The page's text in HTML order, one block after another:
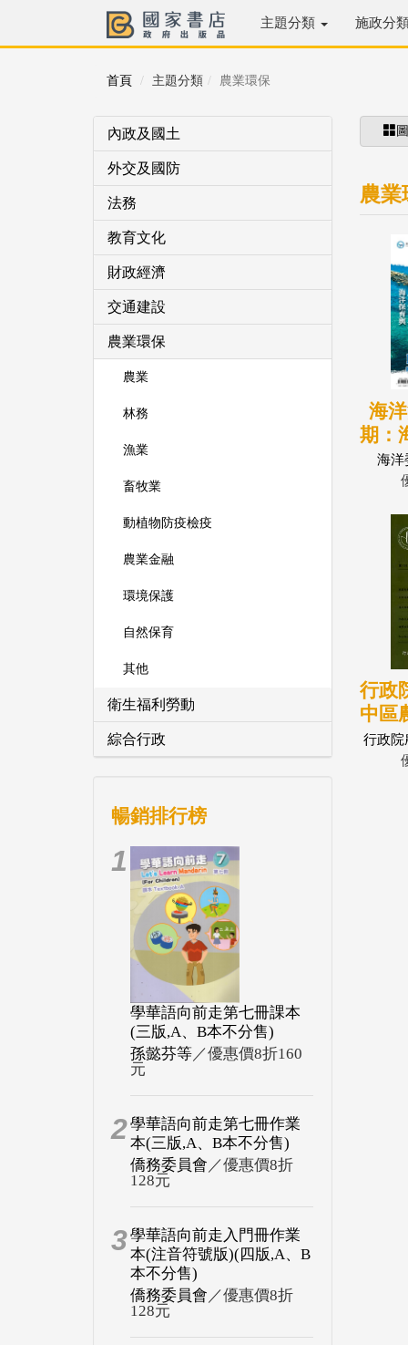
主題分類 施政分
首頁 主題分類 農業環保
內政及國土
外交及國防
法務
教育文化
財政經濟
交通建設
農業環保
農業
林務
漁業
畜牧業
動植物防疫檢疫
農業金融
環境保護
自然保育
其他
衛生福利勞動
綜合行政
暢銷排行榜
1
學華語向前走第七冊課本
(三版,A、B本不分售)
孫懿芬等／優惠價8折160
元
2學華語向前走第七冊作業
本(三版,A、B本不分售)
僑務委員會 ／優惠價8折
128元
3學華語向前走入門冊作業
本(注音符號版)(四版,A、B
本不分售)
僑務委員會 ／優惠價8折
128元
農業
海
期：
海洋
行政
中區
行政院